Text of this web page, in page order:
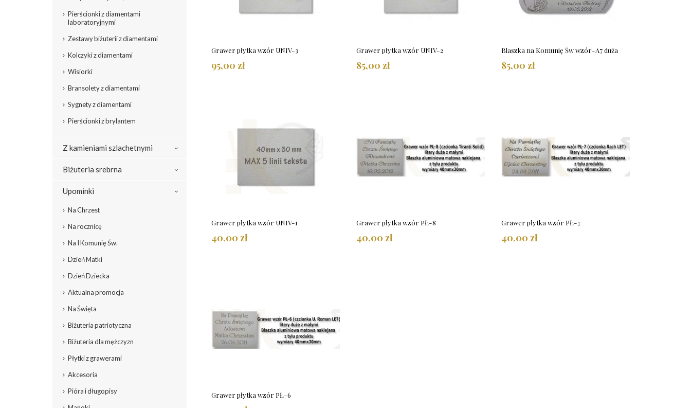
Pierścionki z diamentami
laboratoryjnymi
Zestawy biżuterii z diamentami
Kolczyki z diamentami
Wisiorki
Bransolety z diamentami
Sygnety z diamentami
Pierścionki z brylantem
Z kamieniami szlachetnymi
Biżuteria srebrna
Upominki
Na Chrzest
Na rocznicę
Na I Komunię Św.
Dzień Matki
Dzień Dziecka
Aktualna promocja
Na Święta
Biżuteria patriotyczna
Biżuteria dla mężczyzn
Płytki z grawerami
Akcesoria
Pióra i długopisy
Grawer płytka wzór UNIV-3
95,00 zł
Grawer płytka wzór UNIV-2
85,00 zł
Blaszka na Komunię Św wzór-A7 duża
85,00 zł
Grawer płytka wzór UNIV-1
40,00 zł
Grawer płytka wzór PŁ-8
40,00 zł
Grawer płytka wzór PŁ-7
40,00 zł
Grawer płytka wzór PŁ-6